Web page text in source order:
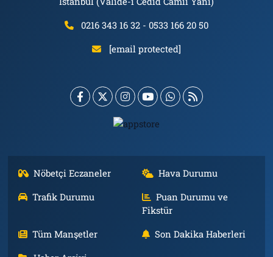
0216 343 16 32 - 0533 166 20 50
[email protected]
Nöbetçi Eczaneler
Hava Durumu
Trafik Durumu
Puan Durumu ve
Fikstür
Tüm Manşetler
Son Dakika Haberleri